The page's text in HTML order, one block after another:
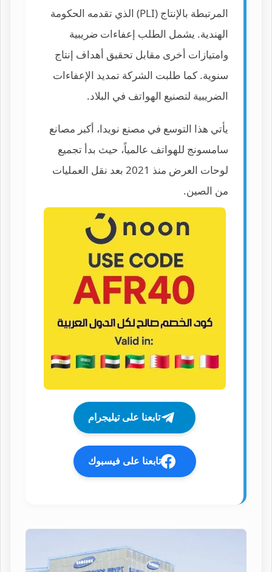
المرتبطة بالإنتاج (PLI) الذي تقدمه الحكومة
الهندية. يشمل الطلب إعفاءات ضريبية
وامتيازات أخرى مقابل تحقيق أهداف إنتاج
سنوية. كما طلبت الشركة تمديد الإعفاءات
الضريبية لتصنيع الهواتف في البلاد.
يأتي هذا التوسع في مصنع نويدا، أكبر مصانع
سامسونج للهواتف عالمياً، حيث بدأ تجميع
لوحات العرض منذ 2021 بعد نقل العمليات
من الصين.
تابعنا على تيليجرام
تابعنا على فيسبوك